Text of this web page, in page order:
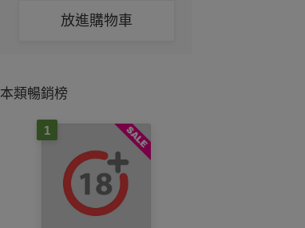
放進購物車
本類暢銷榜
1